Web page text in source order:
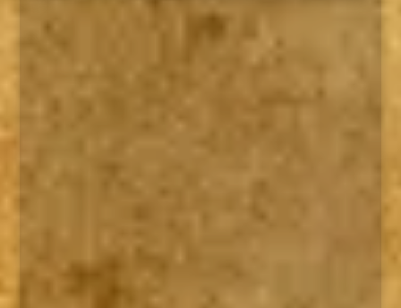
El Equipo: Orígenes
La creación de un grupo de investigadores